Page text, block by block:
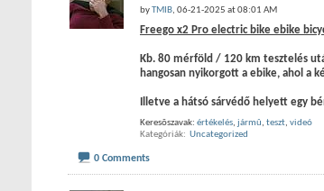
byTMIB, 06-21-2025 at 08:01 AM
Freego x2 Pro electric bike ebike
Kb. 80 mérföld / 120 km tesztelés
hangosan nyikorgott a ebike, ahol a
Illetve a hátsó sárvédő helyett egy
Keresõszavak: értékelés, jármû, teszt, videó
Kategóriák
Uncategorized
0 Comments